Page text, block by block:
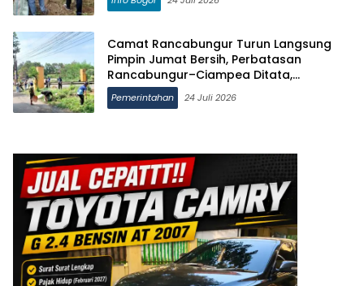
Camat Rancabungur Turun Langsung
Pimpin Jumat Bersih, Perbatasan
Rancabungur–Ciampea Ditata,
Jembatan Akan Dicat Merah Putih
Pemerintahan 24 Juli 2026